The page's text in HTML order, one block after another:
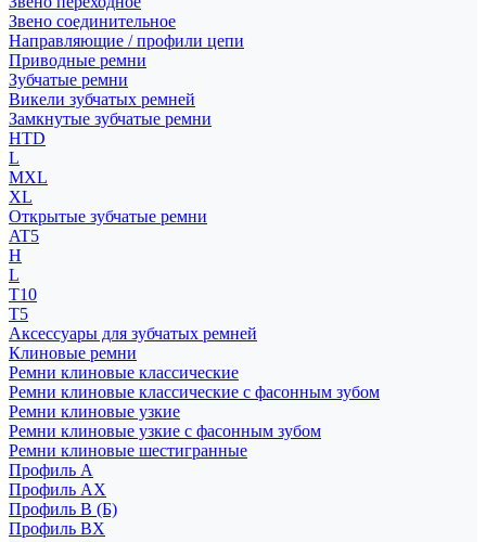
Звено соединительное
Направляющие / профили цепи
Приводные ремни
Зубчатые ремни
Викели зубчатых ремней
Замкнутые зубчатые ремни
HTD
L
MXL
XL
Открытые зубчатые ремни
AT5
H
L
T10
T5
Аксессуары для зубчатых ремней
Клиновые ремни
Ремни клиновые классические
Ремни клиновые классические с фасонным зубом
Ремни клиновые узкие
Ремни клиновые узкие с фасонным зубом
Ремни клиновые шестигранные
Профиль A
Профиль AX
Профиль B (Б)
Профиль BX